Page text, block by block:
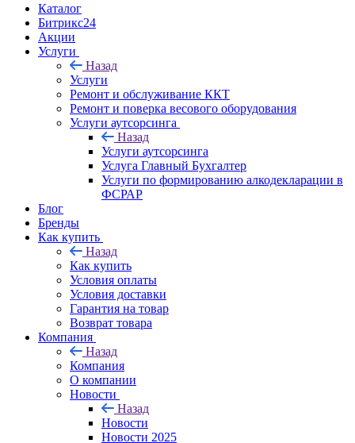
Каталог
Битрикс24
Акции
Услуги
Назад
Услуги
Ремонт и обслуживание ККТ
Ремонт и поверка весового оборудования
Услуги аутсорсинга
Назад
Услуги аутсорсинга
Услуга Главный Бухгалтер
Услуги по формированию алкодекларации в
ФСРАР
Блог
Бренды
Как купить
Назад
Как купить
Условия оплаты
Условия доставки
Гарантия на товар
Возврат товара
Компания
Назад
Компания
О компании
Новости
Назад
Новости
Новости 2025